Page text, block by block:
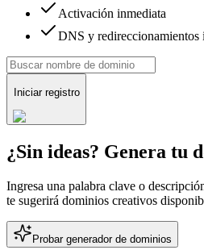
Activación inmediata
DNS y redireccionamientos
Iniciar registro
¿Sin ideas? Genera tu
Ingresa una palabra clave o
te sugerirá dominios creativos
Probar generador de dominios